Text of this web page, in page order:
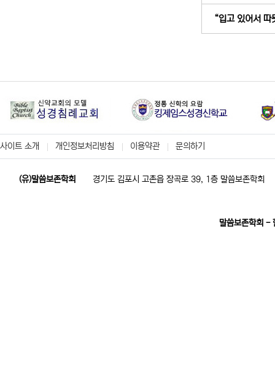
“입고 있어서
사이트 소개 개인정보처리방침 이용약관 문의하기
(유)말씀보존학회 경기도 김포시 고촌읍 장곡로 39, 1층 말씀보존학회
말씀보존학회 -